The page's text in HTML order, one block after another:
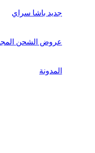
جديد باشا سراي
عروض الشحن
المدونة